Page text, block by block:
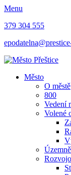
Menu
379 304 555
Město
O městě
800
Vedení
Volené